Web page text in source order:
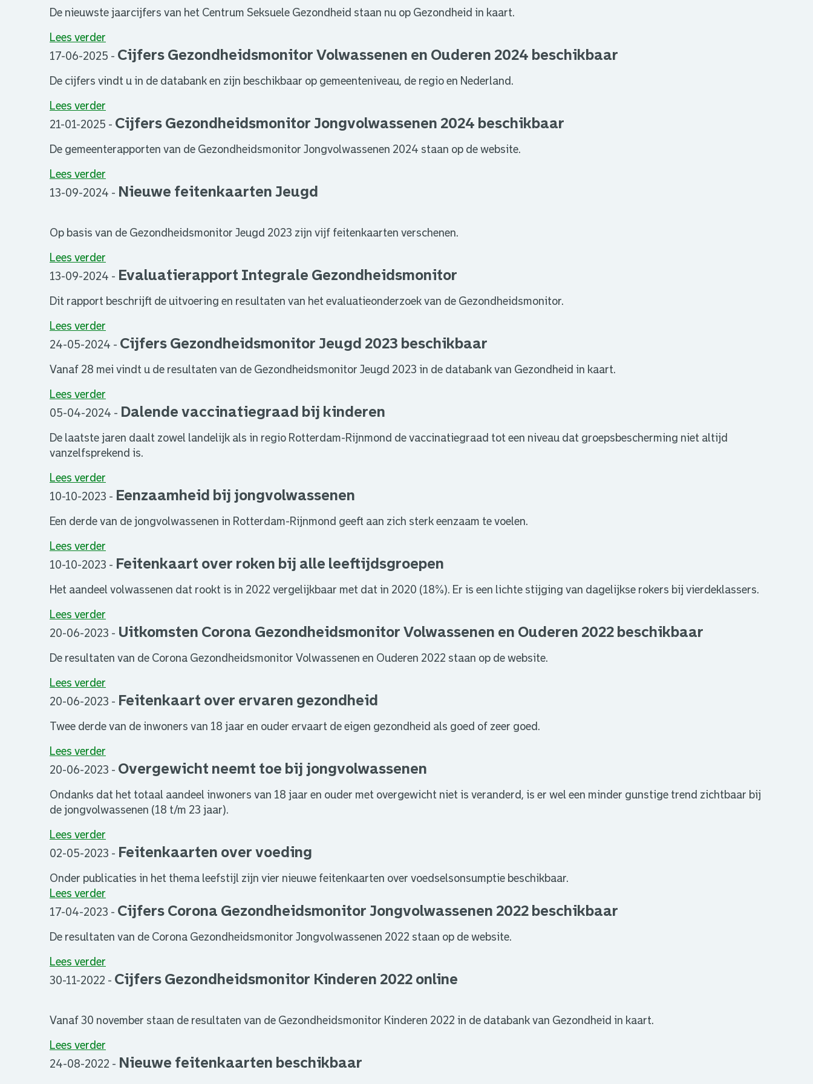
De nieuwste jaarcijfers van het Centrum Seksuele Gezondheid staan nu op Gezondheid in kaart.
Lees verder
17-06-2025 - Cijfers Gezondheidsmonitor Volwassenen en Ouderen 2024 beschikbaar
De cijfers vindt u in de databank en zijn beschikbaar op gemeenteniveau, de regio en Nederland.
Lees verder
21-01-2025 - Cijfers Gezondheidsmonitor Jongvolwassenen 2024 beschikbaar
De gemeenterapporten van de Gezondheidsmonitor Jongvolwassenen 2024 staan op de website.
Lees verder
13-09-2024 - Nieuwe feitenkaarten Jeugd
Op basis van de Gezondheidsmonitor Jeugd 2023 zijn vijf feitenkaarten verschenen.
Lees verder
13-09-2024 - Evaluatierapport Integrale Gezondheidsmonitor
Dit rapport beschrijft de uitvoering en resultaten van het evaluatieonderzoek van de Gezondheidsmonitor.
Lees verder
24-05-2024 - Cijfers Gezondheidsmonitor Jeugd 2023 beschikbaar
Vanaf 28 mei vindt u de resultaten van de Gezondheidsmonitor Jeugd 2023 in de databank van Gezondheid in kaart.
Lees verder
05-04-2024 - Dalende vaccinatiegraad bij kinderen
De laatste jaren daalt zowel landelijk als in regio Rotterdam-Rijnmond de vaccinatiegraad tot een niveau dat groepsbescherming niet altijd
vanzelfsprekend is.
Lees verder
10-10-2023 - Eenzaamheid bij jongvolwassenen
Een derde van de jongvolwassenen in Rotterdam-Rijnmond geeft aan zich sterk eenzaam te voelen.
Lees verder
10-10-2023 - Feitenkaart over roken bij alle leeftijdsgroepen
Het aandeel volwassenen dat rookt is in 2022 vergelijkbaar met dat in 2020 (18%). Er is een lichte stijging van dagelijkse rokers bij vierdeklassers.
Lees verder
20-06-2023 - Uitkomsten Corona Gezondheidsmonitor Volwassenen en Ouderen 2022 beschikbaar
De resultaten van de Corona Gezondheidsmonitor Volwassenen en Ouderen 2022 staan op de website.
Lees verder
20-06-2023 - Feitenkaart over ervaren gezondheid
Twee derde van de inwoners van 18 jaar en ouder ervaart de eigen gezondheid als goed of zeer goed.
Lees verder
20-06-2023 - Overgewicht neemt toe bij jongvolwassenen
Ondanks dat het totaal aandeel inwoners van 18 jaar en ouder met overgewicht niet is veranderd, is er wel een minder gunstige trend zichtbaar bij
de jongvolwassenen (18 t/m 23 jaar).
Lees verder
02-05-2023 - Feitenkaarten over voeding
Onder publicaties in het thema leefstijl zijn vier nieuwe feitenkaarten over voedselsonsumptie beschikbaar.
Lees verder
17-04-2023 - Cijfers Corona Gezondheidsmonitor Jongvolwassenen 2022 beschikbaar
De resultaten van de Corona Gezondheidsmonitor Jongvolwassenen 2022 staan op de website.
Lees verder
30-11-2022 - Cijfers Gezondheidsmonitor Kinderen 2022 online
Vanaf 30 november staan de resultaten van de Gezondheidsmonitor Kinderen 2022 in de databank van Gezondheid in kaart.
Lees verder
24-08-2022 - Nieuwe feitenkaarten beschikbaar